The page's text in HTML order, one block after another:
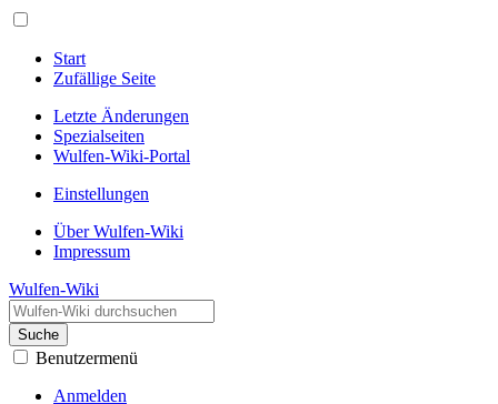
Start
Zufällige Seite
Letzte Änderungen
Spezialseiten
Wulfen-Wiki-Portal
Einstellungen
Über Wulfen-Wiki
Impressum
Wulfen-Wiki
Suche
Benutzermenü
Anmelden